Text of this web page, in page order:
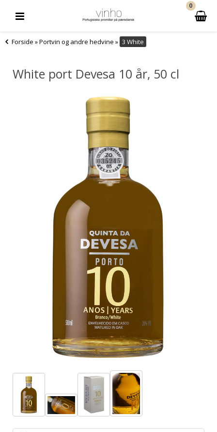
0
Forside »Portvin og andre hedvine » 3 White
White port Devesa 10 år, 50 cl